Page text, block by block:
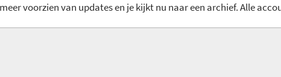
voorzien van updates en je kijkt nu naar een archief. Alle